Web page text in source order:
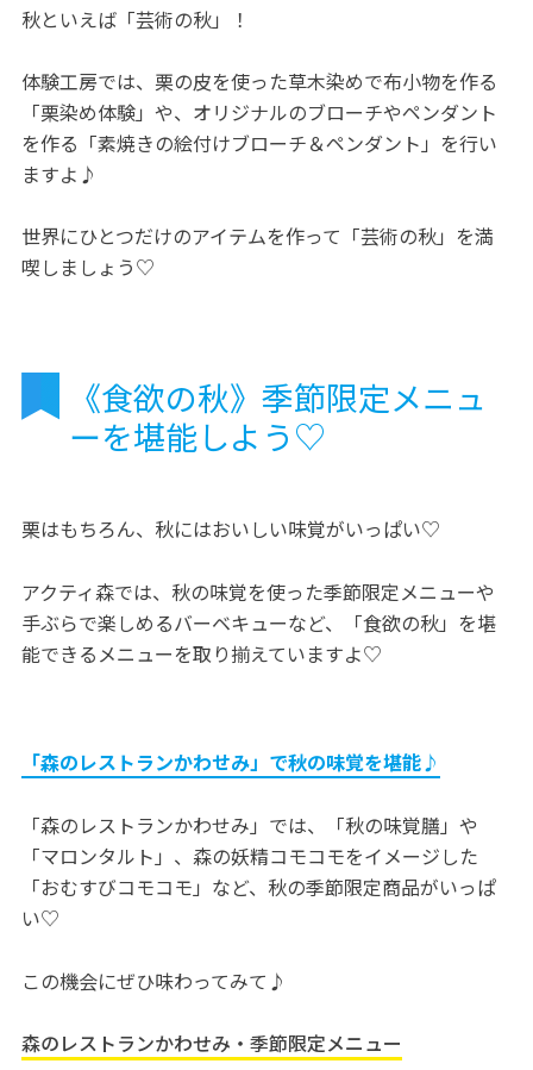
秋といえば「芸術の秋」！
体験工房では、栗の皮を使った草木染めで布小物を作る
「栗染め体験」や、オリジナルのブローチやペンダント
を作る「素焼きの絵付けブローチ＆ペンダント」を行い
ますよ♪
世界にひとつだけのアイテムを作って「芸術の秋」を満
喫しましょう♡
《食欲の秋》季節限定メニュ
ーを堪能しよう♡
栗はもちろん、秋にはおいしい味覚がいっぱい♡
アクティ森では、秋の味覚を使った季節限定メニューや
手ぶらで楽しめるバーベキューなど、「食欲の秋」を堪
能できるメニューを取り揃えていますよ♡
「森のレストランかわせみ」で秋の味覚を堪能♪
「森のレストランかわせみ」では、「秋の味覚膳」や
「マロンタルト」、森の妖精コモコモをイメージした
「おむすびコモコモ」など、秋の季節限定商品がいっぱ
い♡
この機会にぜひ味わってみて♪
森のレストランかわせみ・季節限定メニュー